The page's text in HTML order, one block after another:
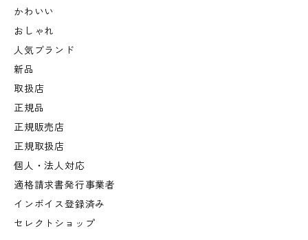
かわいい
おしゃれ
人気ブランド
新品
取扱店
正規品
正規販売店
正規取扱店
個人・法人対応
適格請求書発行事業者
インボイス登録済み
セレクトショップ